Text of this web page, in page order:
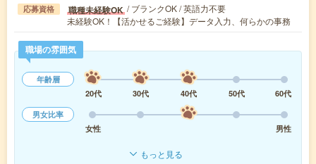
応募資格 職種未経験OK / ブランクOK / 英語力不要
未経験OK！【活かせるご経験】データ入力、何らかの事務
職場の雰囲気
年齢層
20代
30代 40代 50代
60代
男女比率
女性
男性
もっと見る